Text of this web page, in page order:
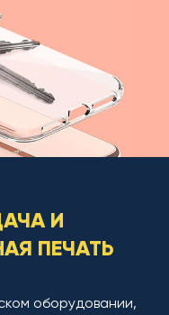
И
ПЕЧАТЬ
оборудовании,